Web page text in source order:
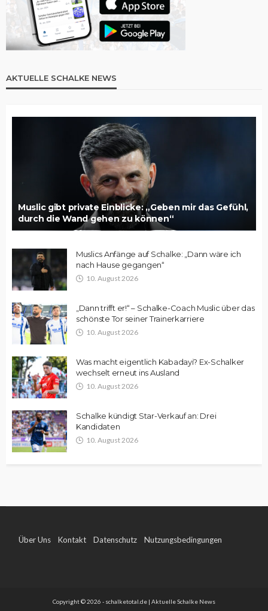
AKTUELLE SCHALKE NEWS
Muslic gibt private Einblicke: „Geben mir das Gefühl,
durch die Wand gehen zu können“
Muslics Anfänge auf Schalke: „Dann wäre ich
nach Hause gegangen“
10. August 2026
„Dann trifft er!“ – Schalke-Coach Muslic über das
schönste Tor seiner Trainerkarriere
10. August 2026
Was macht eigentlich Kabadayi? Ex-Schalker
wechselt erneut ins Ausland
10. August 2026
Schalke kündigt Star-Verkauf an: Drei
Kandidaten
10. August 2026
Über Uns Kontakt Datenschutz Nutzungsbedingungen
Copyright © 2026 - schalketotal.de | Aktuelle Schalke News